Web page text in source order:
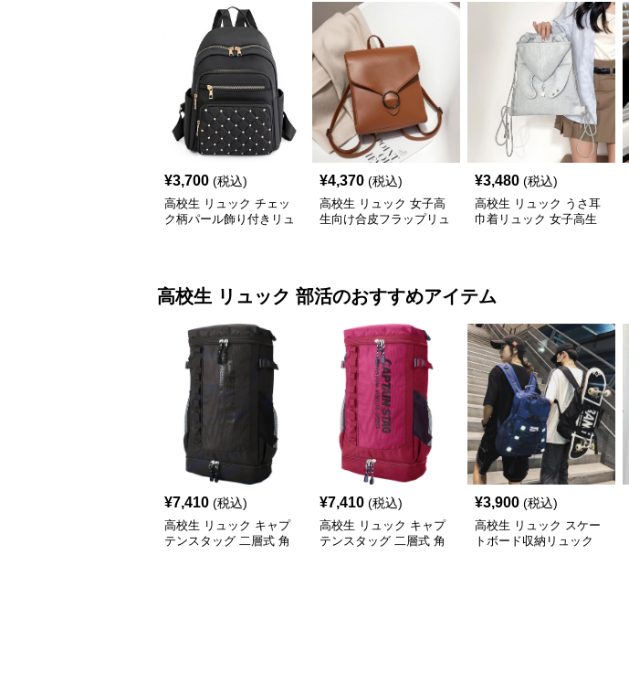
¥3,700 (税込)
高校生 リュック チェッ
ク柄パール飾り付きリュ
¥4,370 (税込)
高校生 リュック 女子高
生向け合皮フラップリュ
¥3,480 (税込)
高校生 リュック うさ耳
巾着リュック 女子高生
高校生 リュック 部活のおすすめアイテム
¥7,410 (税込)
高校生 リュック キャプ
テンスタッグ 二層式 角
¥7,410 (税込)
高校生 リュック キャプ
テンスタッグ 二層式 角
¥3,900 (税込)
高校生 リュック スケー
トボード収納リュック